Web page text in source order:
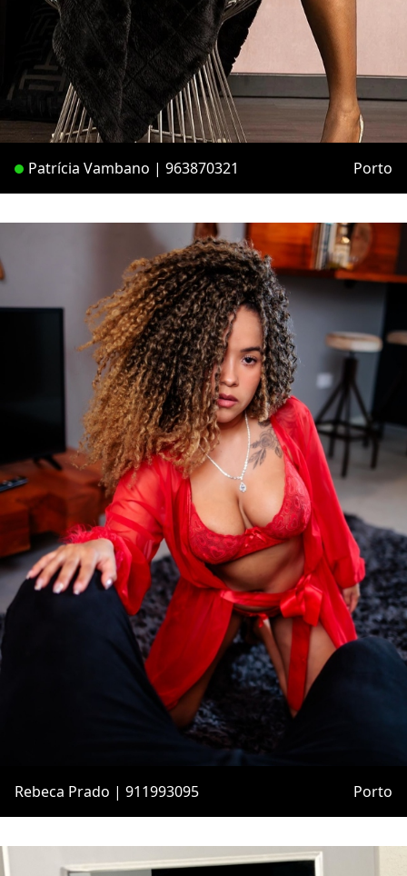
Patrícia Vambano | 963870321 Porto
Rebeca Prado | 911993095 Porto